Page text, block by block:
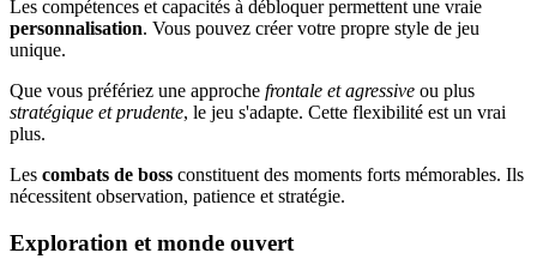
Les compétences et capacités à débloquer permettent une vraie
personnalisation. Vous pouvez créer votre propre style de jeu
unique.
Que vous préfériez une approche frontale et agressive ou plus
stratégique et prudente, le jeu s'adapte. Cette flexibilité est un vrai
plus.
Les combats de boss constituent des moments forts mémorables. Ils
nécessitent observation, patience et stratégie.
Exploration et monde ouvert